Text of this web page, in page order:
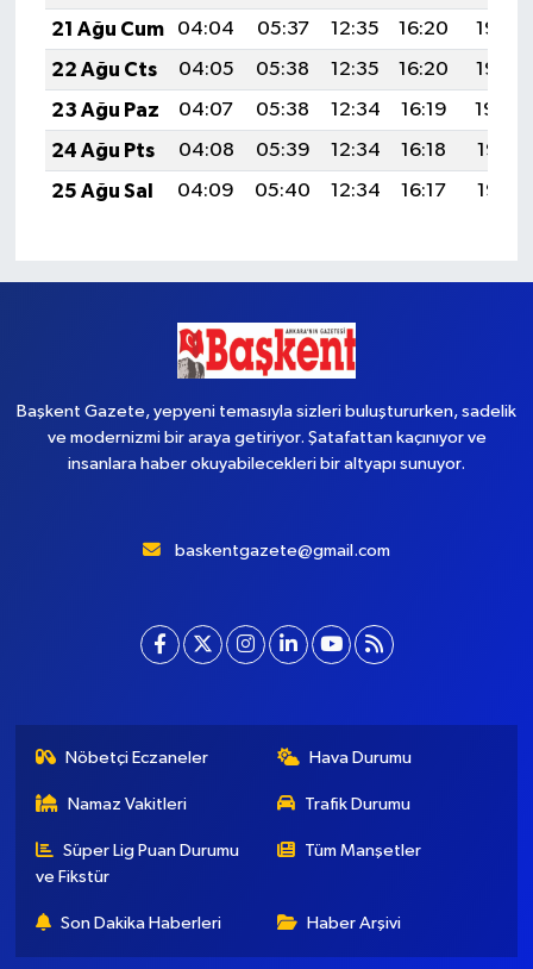
21 Ağu Cum
04:04 05:37 12:35 16:20
19:23
22 Ağu Cts
04:05 05:38 12:35 16:20
19:22
23 Ağu Paz
04:07 05:38 12:34 16:19
19:20
24 Ağu Pts
04:08 05:39 12:34 16:18
19:19
25 Ağu Sal
04:09 05:40 12:34 16:17 19:17
Başkent Gazete, yepyeni temasıyla sizleri buluştururken, sadelik
ve modernizmi bir araya getiriyor. Şatafattan kaçınıyor ve
insanlara haber okuyabilecekleri bir altyapı sunuyor.
baskentgazete@gmail.com
Nöbetçi Eczaneler Hava Durumu
Namaz Vakitleri Trafik Durumu
Süper Lig Puan Durumu
ve Fikstür
Tüm Manşetler
Son Dakika Haberleri Haber Arşivi